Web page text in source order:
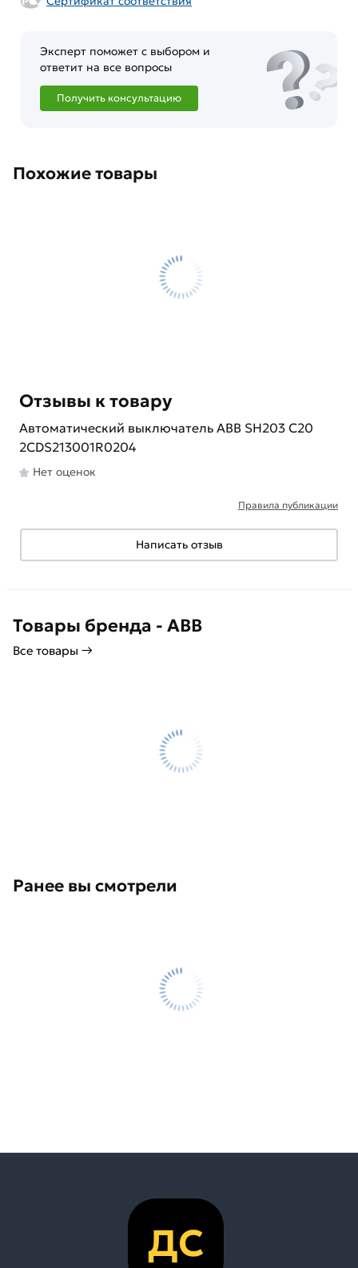
Эксперт поможет с выбором и
ответит на все вопросы
Получить консультацию
Похожие товары
Отзывы к товару
Автоматический выключатель ABB SH203 C20
2CDS213001R0204
Нет оценок
Правила публикации
Написать отзыв
Товары бренда - ABB
Все товары →
Ранее вы смотрели
ДС